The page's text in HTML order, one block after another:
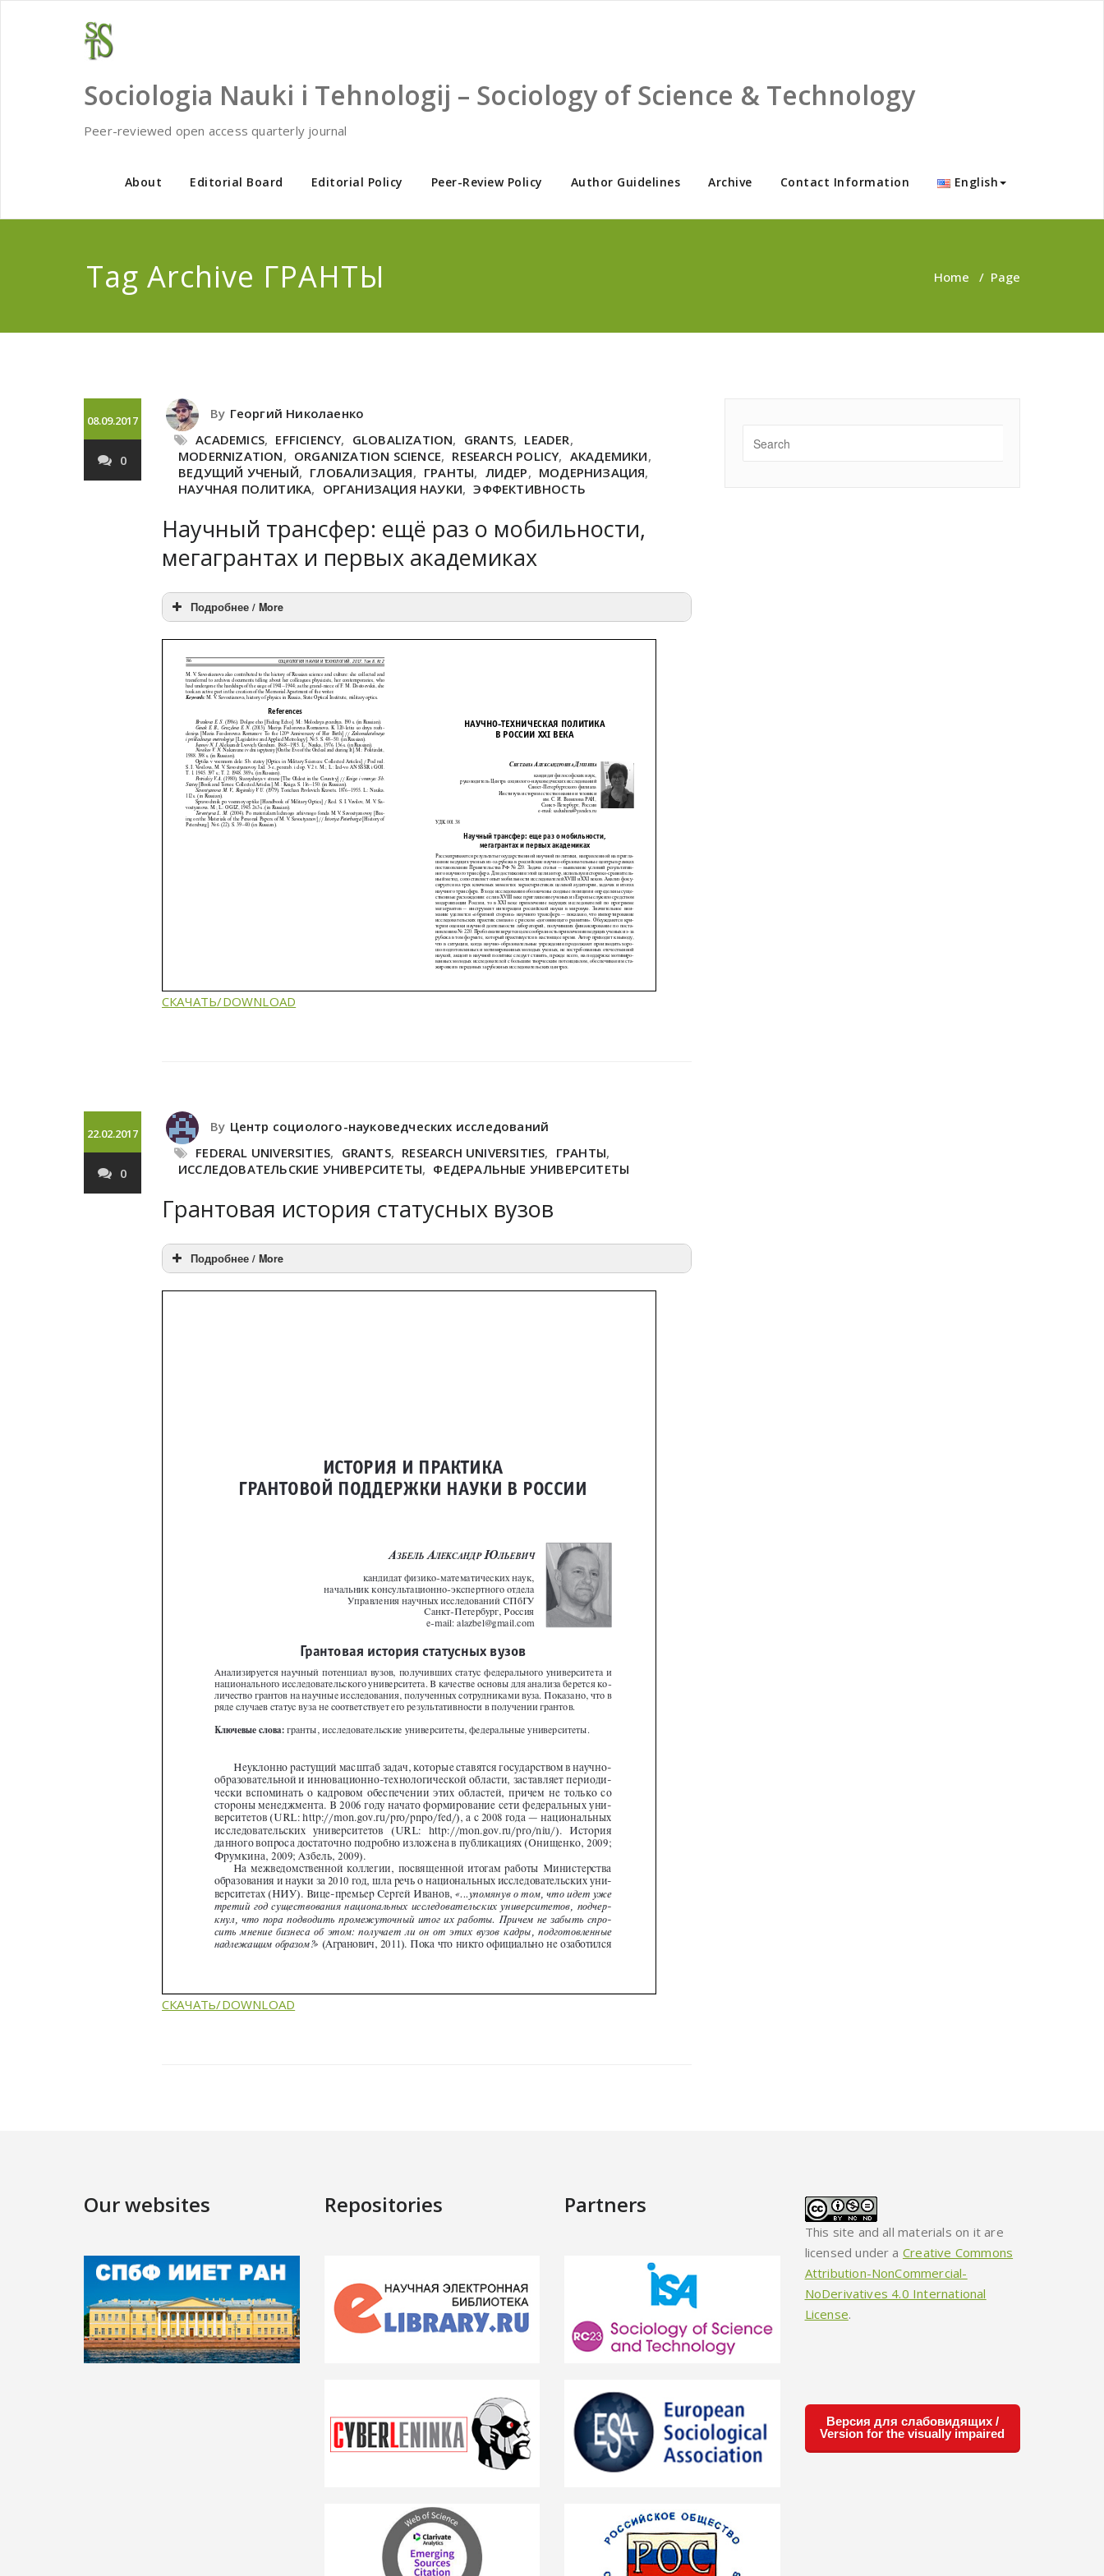
Sociologia Nauki i Tehnologij – Sociology of Science & Technology
Peer-reviewed open access quarterly journal
About Editorial Board Editorial Policy Peer-Review Policy Author Guidelines Archive Contact Information English
Tag Archive ГРАНТЫ Home / Page
08.09.2017
0
By Георгий Николаенко
ACADEMICS, EFFICIENCY, GLOBALIZATION, GRANTS, LEADER,
MODERNIZATION, ORGANIZATION SCIENCE, RESEARCH POLICY, АКАДЕМИКИ,
ВЕДУЩИЙ УЧЕНЫЙ, ГЛОБАЛИЗАЦИЯ, ГРАНТЫ, ЛИДЕР, МОДЕРНИЗАЦИЯ,
НАУЧНАЯ ПОЛИТИКА, ОРГАНИЗАЦИЯ НАУКИ, ЭФФЕКТИВНОСТЬ
Научный трансфер: ещё раз о мобильности,
мегагрантах и первых академиках
Подробнее / More
СКАЧАТЬ/DOWNLOAD
22.02.2017
0
By Центр социолого-науковедческих исследований
FEDERAL UNIVERSITIES, GRANTS, RESEARCH UNIVERSITIES, ГРАНТЫ,
ИССЛЕДОВАТЕЛЬСКИЕ УНИВЕРСИТЕТЫ, ФЕДЕРАЛЬНЫЕ УНИВЕРСИТЕТЫ
Грантовая история статусных вузов
Подробнее / More
СКАЧАТь/DOWNLOAD
Our websites Repositories Partners
This site and all materials on it are
licensed under a Creative Commons
Attribution-NonCommercial-
NoDerivatives 4.0 International
License.
Версия для слабовидящих /
Version for the visually impaired